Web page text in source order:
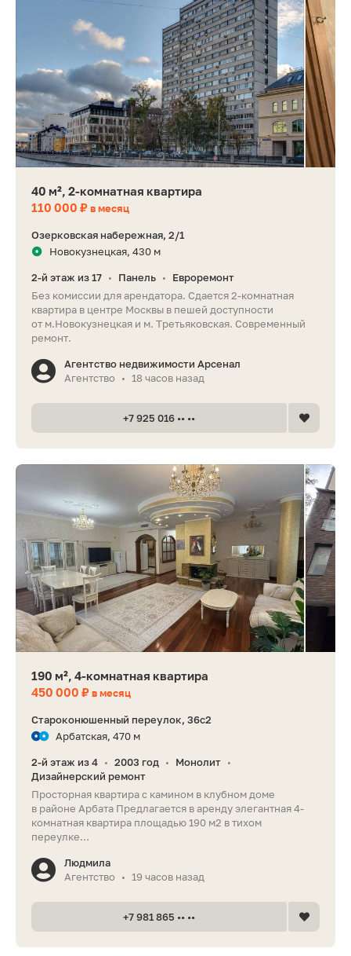
40 м², 2-комнатная квартира
110 000 ₽в месяц
Озерковская набережная, 2/1
Новокузнецкая, 430 м
2-й этаж из 17 • Панель •
Евроремонт
Без комиссии для арендатора. Сдается 2-комнатная
квартира в центре Москвы в пешей доступности
от м.Новокузнецкая и м. Третьяковская. Современный
ремонт.
Агентство недвижимости Арсенал
Агентство
• 18 часов назад
+7 925 016 •• ••
190 м², 4-комнатная квартира
450 000 ₽в месяц
Староконюшенный переулок, 36с2
Арбатская, 470 м
2-й этаж из 4 • 2003 год • Монолит •
Дизайнерский ремонт
Просторная квартира с камином в клубном доме
в районе Арбата Предлагается в аренду элегантная 4-
комнатная квартира площадью 190 м2 в тихом
переулке...
Людмила
Агентство
• 19 часов назад
+7 981 865 •• ••